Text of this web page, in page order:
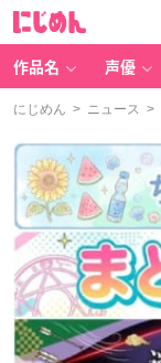
作品名 声優
にじめん > ニュース >